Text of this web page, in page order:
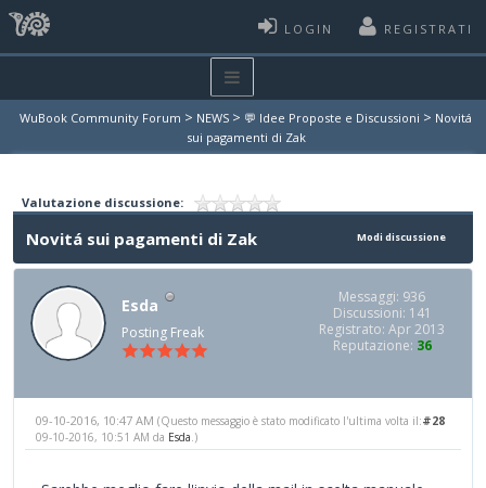
LOGIN REGISTRATI
WuBook Community Forum > NEWS > 💬 Idee Proposte e Discussioni > Novitá
sui pagamenti di Zak
Valutazione discussione:
Modi discussione
Novitá sui pagamenti di Zak
Esda
Posting Freak
Messaggi: 936
Discussioni: 141
Registrato: Apr 2013
Reputazione: 36
#28
09-10-2016, 10:47 AM (Questo messaggio è stato modificato l'ultima volta il:
09-10-2016, 10:51 AM da Esda .)